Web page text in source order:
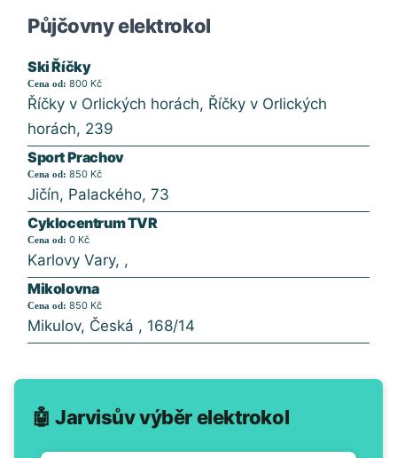
Půjčovny elektrokol
Ski Říčky
Cena od: 800 Kč
Říčky v Orlických horách, Říčky v Orlických
horách, 239
Sport Prachov
Cena od: 850 Kč
Jičín, Palackého, 73
Cyklocentrum TVR
Cena od: 0 Kč
Karlovy Vary, ,
Mikolovna
Cena od: 850 Kč
Mikulov, Česká , 168/14
🤖 Jarvisův výběr elektrokol